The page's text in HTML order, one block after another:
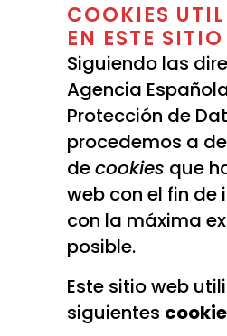
COOKIES
EN ESTE
Siguiendo las
Agencia
Protección de
procedemos a
decookies que
web con el fin de
con la máxima
posible.
Este sitio web
siguientes